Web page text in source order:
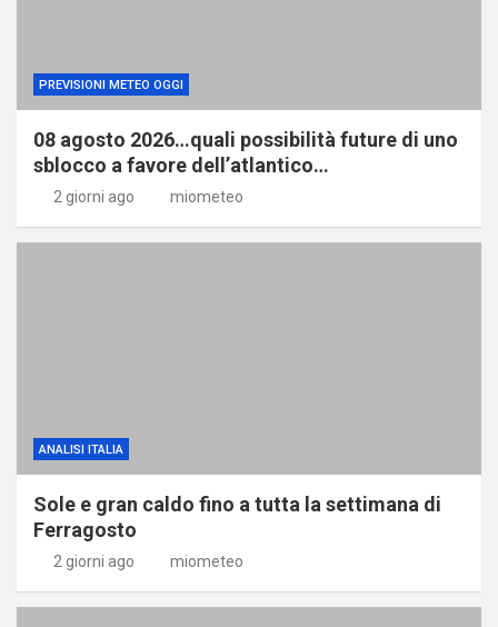
PREVISIONI METEO OGGI
08 agosto 2026…quali possibilità future di uno
sblocco a favore dell’atlantico…
2 giorni ago miometeo
ANALISI ITALIA
Sole e gran caldo fino a tutta la settimana di
Ferragosto
2 giorni ago miometeo